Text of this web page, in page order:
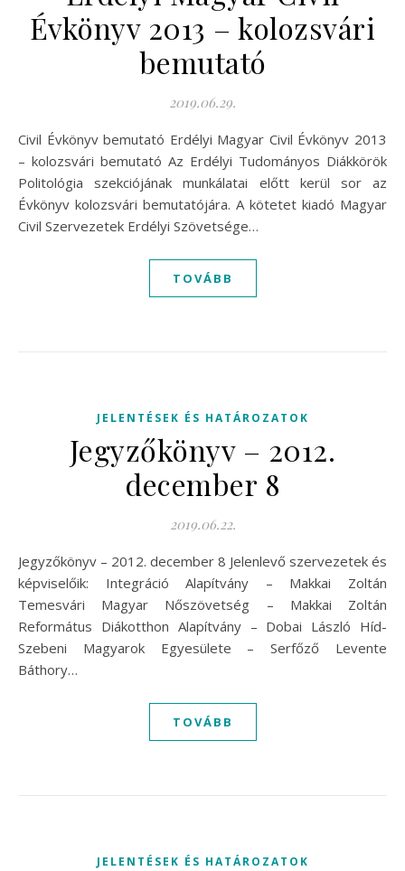
Évkönyv 2013 – kolozsvári
bemutató
2019.06.29.
Civil Évkönyv bemutató Erdélyi Magyar Civil Évkönyv 2013
– kolozsvári bemutató Az Erdélyi Tudományos Diákkörök
Politológia szekciójának munkálatai előtt kerül sor az
Évkönyv kolozsvári bemutatójára. A kötetet kiadó Magyar
Civil Szervezetek Erdélyi Szövetsége…
TOVÁBB
JELENTÉSEK ÉS HATÁROZATOK
Jegyzőkönyv – 2012.
december 8
2019.06.22.
Jegyzőkönyv – 2012. december 8 Jelenlevő szervezetek és
képviselőik: Integráció Alapítvány – Makkai Zoltán
Temesvári Magyar Nőszövetség – Makkai Zoltán
Református Diákotthon Alapítvány – Dobai László Híd-
Szebeni Magyarok Egyesülete – Serfőző Levente
Báthory…
TOVÁBB
JELENTÉSEK ÉS HATÁROZATOK